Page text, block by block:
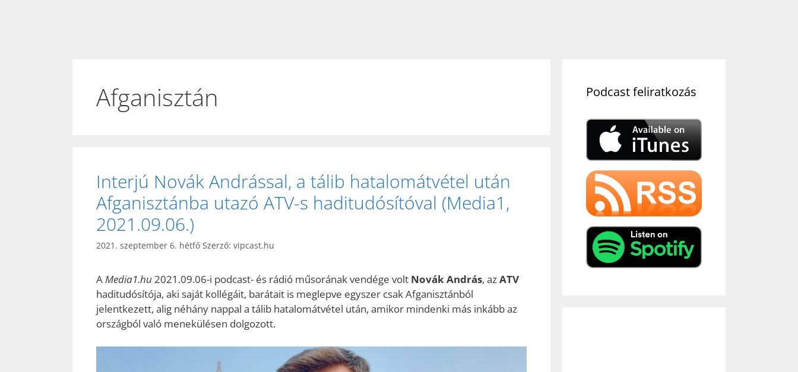
Afganisztán
Interjú Novák Andrással, a tálib hatalomátvétel után
Afganisztánba utazó ATV-s haditudósítóval (Media1,
2021.09.06.)
2021. szeptember 6. hétfő Szerző: vipcast.hu
AMedia1.hu2021.09.06-i podcast- és rádió műsorának vendége volt Novák András, azATV
haditudósítója, aki saját kollégáit, barátait is meglepve egyszer csak Afganisztánból
jelentkezett, alig néhány nappal a tálib hatalomátvétel után, amikor mindenki más inkább az
országból való menekülésen dolgozott.
Podcast feliratkozás